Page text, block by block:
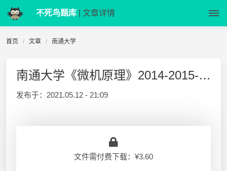
不死鸟题库 | 文章详情
首页 文章 南通大学
南通大学《微机原理》2014-2015-2 期中试卷A
发布于： 2021.05.12 - 21:09
文件需付费下载：¥3.60